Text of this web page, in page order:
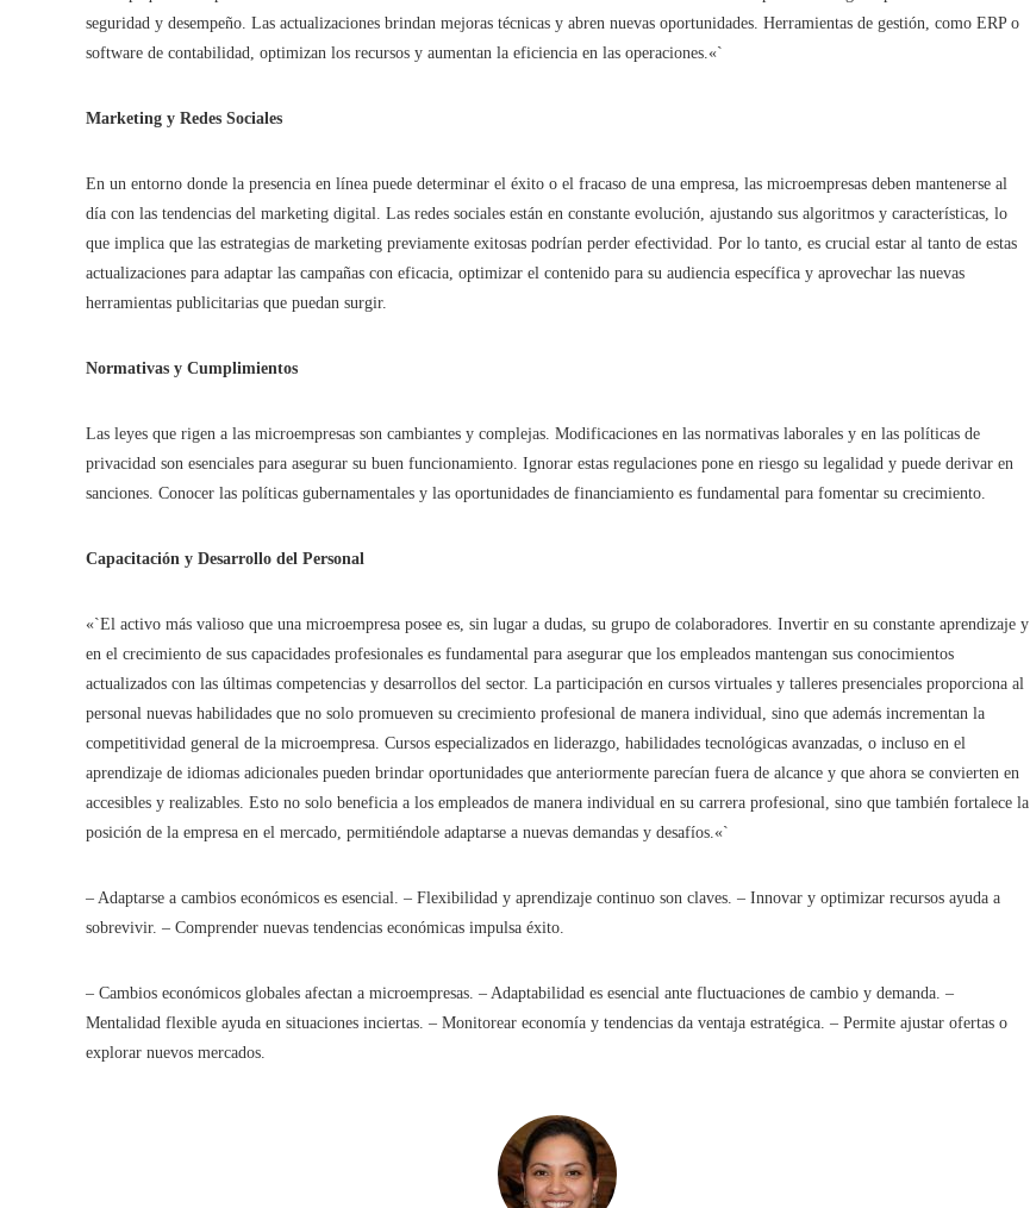
seguridad y desempeño. Las actualizaciones brindan mejoras técnicas y abren nuevas oportunidades. Herramientas de gestión, como ERP o
software de contabilidad, optimizan los recursos y aumentan la eficiencia en las operaciones.«`
Marketing y Redes Sociales
En un entorno donde la presencia en línea puede determinar el éxito o el fracaso de una empresa, las microempresas deben mantenerse al
día con las tendencias del marketing digital. Las redes sociales están en constante evolución, ajustando sus algoritmos y características, lo
que implica que las estrategias de marketing previamente exitosas podrían perder efectividad. Por lo tanto, es crucial estar al tanto de estas
actualizaciones para adaptar las campañas con eficacia, optimizar el contenido para su audiencia específica y aprovechar las nuevas
herramientas publicitarias que puedan surgir.
Normativas y Cumplimientos
Las leyes que rigen a las microempresas son cambiantes y complejas. Modificaciones en las normativas laborales y en las políticas de
privacidad son esenciales para asegurar su buen funcionamiento. Ignorar estas regulaciones pone en riesgo su legalidad y puede derivar en
sanciones. Conocer las políticas gubernamentales y las oportunidades de financiamiento es fundamental para fomentar su crecimiento.
Capacitación y Desarrollo del Personal
«`El activo más valioso que una microempresa posee es, sin lugar a dudas, su grupo de colaboradores. Invertir en su constante aprendizaje y
en el crecimiento de sus capacidades profesionales es fundamental para asegurar que los empleados mantengan sus conocimientos
actualizados con las últimas competencias y desarrollos del sector. La participación en cursos virtuales y talleres presenciales proporciona al
personal nuevas habilidades que no solo promueven su crecimiento profesional de manera individual, sino que además incrementan la
competitividad general de la microempresa. Cursos especializados en liderazgo, habilidades tecnológicas avanzadas, o incluso en el
aprendizaje de idiomas adicionales pueden brindar oportunidades que anteriormente parecían fuera de alcance y que ahora se convierten en
accesibles y realizables. Esto no solo beneficia a los empleados de manera individual en su carrera profesional, sino que también fortalece la
posición de la empresa en el mercado, permitiéndole adaptarse a nuevas demandas y desafíos.«`
– Adaptarse a cambios económicos es esencial. – Flexibilidad y aprendizaje continuo son claves. – Innovar y optimizar recursos ayuda a
sobrevivir. – Comprender nuevas tendencias económicas impulsa éxito.
– Cambios económicos globales afectan a microempresas. – Adaptabilidad es esencial ante fluctuaciones de cambio y demanda. –
Mentalidad flexible ayuda en situaciones inciertas. – Monitorear economía y tendencias da ventaja estratégica. – Permite ajustar ofertas o
explorar nuevos mercados.